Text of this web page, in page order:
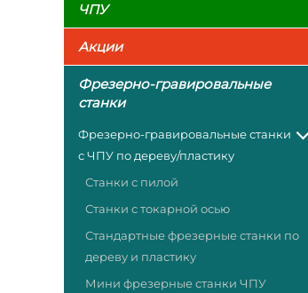
ЧПУ
Акции
Фрезерно-гравировальные
станки
Фрезерно-гравировальные станки
с ЧПУ по дереву/пластику
Станки с пилой
Станки с токарной осью
Стандартные фрезерные станки по
дереву и пластику
Мини фрезерные станки ЧПУ